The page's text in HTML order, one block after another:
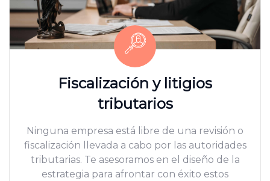
Fiscalización y litigios
tributarios
Ninguna empresa está libre de una revisión o
fiscalización llevada a cabo por las autoridades
tributarias. Te asesoramos en el diseño de la
estrategia para afrontar con éxito estos